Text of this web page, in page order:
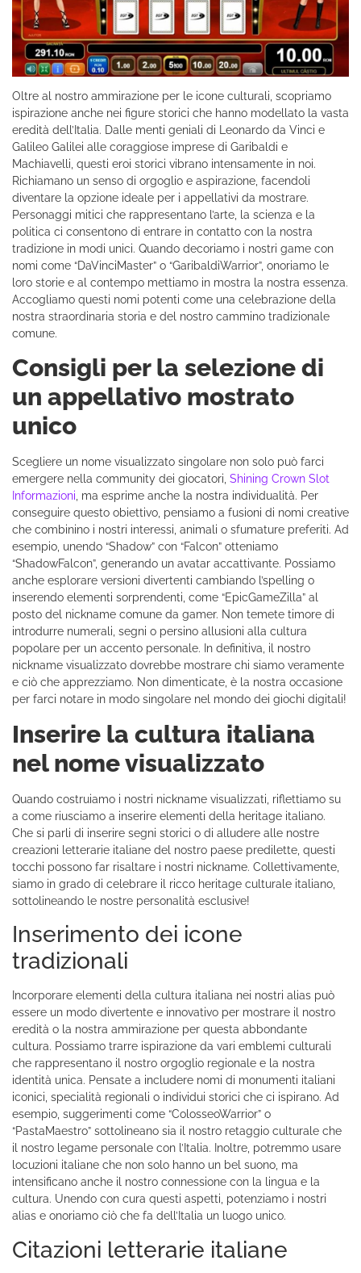
Oltre al nostro ammirazione per le icone culturali, scopriamo
ispirazione anche nei figure storici che hanno modellato la vasta
eredità dell’Italia. Dalle menti geniali di Leonardo da Vinci e
Galileo Galilei alle coraggiose imprese di Garibaldi e
Machiavelli, questi eroi storici vibrano intensamente in noi.
Richiamano un senso di orgoglio e aspirazione, facendoli
diventare la opzione ideale per i appellativi da mostrare.
Personaggi mitici che rappresentano l’arte, la scienza e la
politica ci consentono di entrare in contatto con la nostra
tradizione in modi unici. Quando decoriamo i nostri game con
nomi come “DaVinciMaster” o “GaribaldiWarrior”, onoriamo le
loro storie e al contempo mettiamo in mostra la nostra essenza.
Accogliamo questi nomi potenti come una celebrazione della
nostra straordinaria storia e del nostro cammino tradizionale
comune.
Consigli per la selezione di
un appellativo mostrato
unico
Scegliere un nome visualizzato singolare non solo può farci
emergere nella community dei giocatori, Shining Crown Slot
Informazioni, ma esprime anche la nostra individualità. Per
conseguire questo obiettivo, pensiamo a fusioni di nomi creative
che combinino i nostri interessi, animali o sfumature preferiti. Ad
esempio, unendo “Shadow” con “Falcon” otteniamo
“ShadowFalcon”, generando un avatar accattivante. Possiamo
anche esplorare versioni divertenti cambiando l’spelling o
inserendo elementi sorprendenti, come “EpicGameZilla” al
posto del nickname comune da gamer. Non temete timore di
introdurre numerali, segni o persino allusioni alla cultura
popolare per un accento personale. In definitiva, il nostro
nickname visualizzato dovrebbe mostrare chi siamo veramente
e ciò che apprezziamo. Non dimenticate, è la nostra occasione
per farci notare in modo singolare nel mondo dei giochi digitali!
Inserire la cultura italiana
nel nome visualizzato
Quando costruiamo i nostri nickname visualizzati, riflettiamo su
a come riusciamo a inserire elementi della heritage italiano.
Che si parli di inserire segni storici o di alludere alle nostre
creazioni letterarie italiane del nostro paese predilette, questi
tocchi possono far risaltare i nostri nickname. Collettivamente,
siamo in grado di celebrare il ricco heritage culturale italiano,
sottolineando le nostre personalità esclusive!
Inserimento dei icone
tradizionali
Incorporare elementi della cultura italiana nei nostri alias può
essere un modo divertente e innovativo per mostrare il nostro
eredità o la nostra ammirazione per questa abbondante
cultura. Possiamo trarre ispirazione da vari emblemi culturali
che rappresentano il nostro orgoglio regionale e la nostra
identità unica. Pensate a includere nomi di monumenti italiani
iconici, specialità regionali o individui storici che ci ispirano. Ad
esempio, suggerimenti come “ColosseoWarrior” o
“PastaMaestro” sottolineano sia il nostro retaggio culturale che
il nostro legame personale con l’Italia. Inoltre, potremmo usare
locuzioni italiane che non solo hanno un bel suono, ma
intensificano anche il nostro connessione con la lingua e la
cultura. Unendo con cura questi aspetti, potenziamo i nostri
alias e onoriamo ciò che fa dell’Italia un luogo unico.
Citazioni letterarie italiane